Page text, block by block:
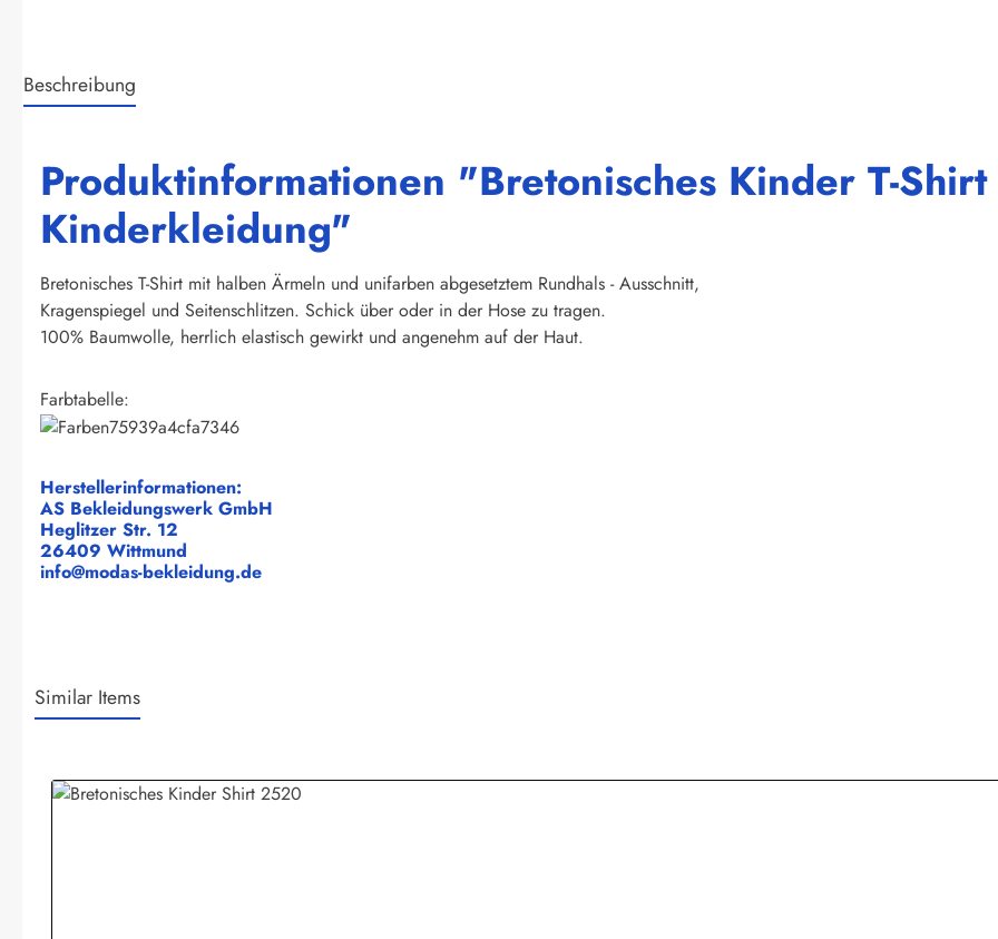
Beschreibung
Produktinformationen "Bretonisches Kinder T-
Kinderkleidung"
Bretonisches T-Shirt mit halben Ärmeln und unifarben abgesetztem Rundhals - Ausschnitt,
Kragenspiegel und Seitenschlitzen. Schick über oder in der Hose zu tragen.
100% Baumwolle, herrlich elastisch gewirkt und angenehm auf der Haut.
Farbtabelle:
Herstellerinformationen:
AS Bekleidungswerk GmbH
Heglitzer Str. 12
26409 Wittmund
info@modas-bekleidung.de
Similar Items